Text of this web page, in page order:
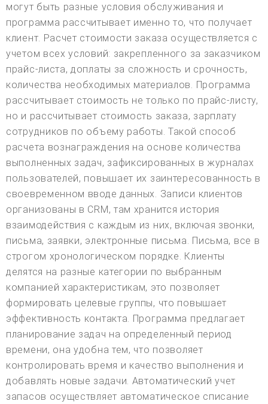
могут быть разные условия обслуживания и
программа рассчитывает именно то, что получает
клиент. Расчет стоимости заказа осуществляется с
учетом всех условий: закрепленного за заказчиком
прайс-листа, доплаты за сложность и срочность,
количества необходимых материалов. Программа
рассчитывает стоимость не только по прайс-листу,
но и рассчитывает стоимость заказа, зарплату
сотрудников по объему работы. Такой способ
расчета вознаграждения на основе количества
выполненных задач, зафиксированных в журналах
пользователей, повышает их заинтересованность в
своевременном вводе данных. Записи клиентов
организованы в CRM, там хранится история
взаимодействия с каждым из них, включая звонки,
письма, заявки, электронные письма. Письма, все в
строгом хронологическом порядке. Клиенты
делятся на разные категории по выбранным
компанией характеристикам, это позволяет
формировать целевые группы, что повышает
эффективность контакта. Программа предлагает
планирование задач на определенный период
времени, она удобна тем, что позволяет
контролировать время и качество выполнения и
добавлять новые задачи. Автоматический учет
запасов осуществляет автоматическое списание